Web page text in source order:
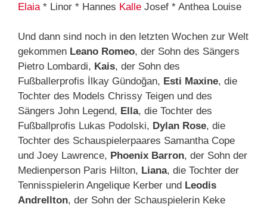
Elaia * Linor * Hannes Kalle Josef * Anthea Louise
Und dann sind noch in den letzten Wochen zur Welt
gekommen Leano Romeo, der Sohn des Sängers
Pietro Lombardi, Kais, der Sohn des
Fußballerprofis İlkay Gündoğan, Esti Maxine, die
Tochter des Models Chrissy Teigen und des
Sängers John Legend, Ella, die Tochter des
Fußballprofis Lukas Podolski, Dylan Rose, die
Tochter des Schauspielerpaares Samantha Cope
und Joey Lawrence, Phoenix Barron, der Sohn der
Medienperson Paris Hilton, Liana, die Tochter der
Tennisspielerin Angelique Kerber und Leodis
Andrellton, der Sohn der Schauspielerin Keke